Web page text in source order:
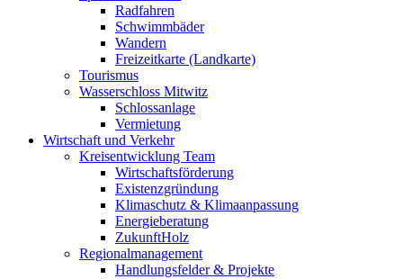
Radfahren
Schwimmbäder
Wandern
Freizeitkarte (Landkarte)
Tourismus
Wasserschloss Mitwitz
Schlossanlage
Vermietung
Wirtschaft und Verkehr
Kreisentwicklung Team
Wirtschaftsförderung
Existenzgründung
Klimaschutz & Klimaanpassung
Energieberatung
ZukunftHolz
Regionalmanagement
Handlungsfelder & Projekte